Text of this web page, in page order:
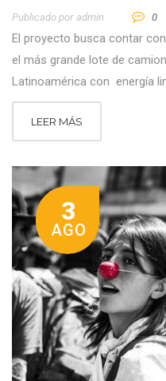
Publicado por Admin 0
El proyecto busca contar
el más grande lote de
Latinoamérica con energía
LEER MÁS
3
AGO